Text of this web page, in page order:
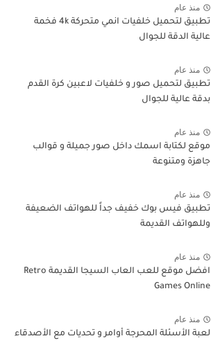
منذ عام
تطبيق لتحميل خلفيات انمي متحركة 4k فخمة
عالية الدقة للجوال
منذ عام
تطبيق لتحميل صور و خلفيات لاعبين كرة القدم
بدقة عالية للجوال
منذ عام
موقع لكتابة اسمك داخل صور جميلة و قوالب
جاهزة ومتنوعة
منذ عام
تطبيق فيس بوك خفيف جداً للهواتف الضعيفة
وللهواتف القديمة
منذ عام
افضل موقع للعب العاب السيجا القديمة Retro
Games Online
منذ عام
لعبة الأسئلة المحرجة أوامر و تحديات مع الأصدقاء